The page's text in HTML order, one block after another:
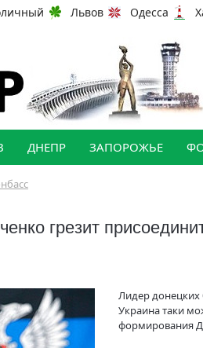
Львов Одесса
ДНЕПР ЗАПОРОЖЬЕ
грезит
Лидер донецких
Украина таки
формирования